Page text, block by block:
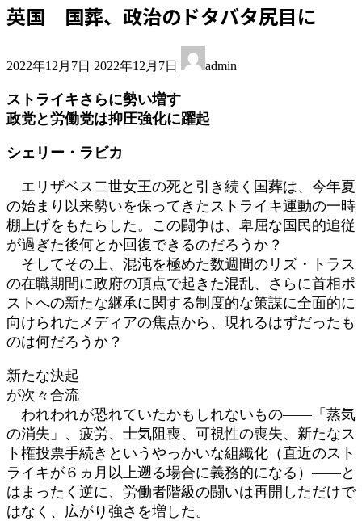
英国 国葬、政治のドタバタ尻目に
2022年12月7日 終
新
日
2022年12月7日 admin
ストライキさらに勢い増す
政党と労働党は抑圧強化に躍起
シェリー・ラビカ
エリザベス二世女王の死と引き続く国葬は、今年夏
の始まり以来勢いを保ってきたストライキ運動の一時
棚上げをもたらした。この闘争は、卑屈な国民的追従
が過ぎた後何とか回復できるのだろうか？
そしてその上、混沌を極めた数週間のリズ・トラス
の在職期間に政府の頂点で起きた混乱、さらに首相ポ
ストへの新たな継承に関する制度的な策謀に全面的に
向けられたメディアの焦点から、現れるはずだったも
のは何だろうか？
新たな決起
が次々合流
われわれが恐れていたかもしれないもの――「蒸気
の消失」、疲労、士気阻喪、可視性の喪失、新たなス
ト権投票手続きというやっかいな組織化（直近のスト
ライキが６ヵ月以上遡る場合に義務的になる）――と
はまったく逆に、労働者階級の闘いは再開しただけで
はなく、広がり強さを増した。